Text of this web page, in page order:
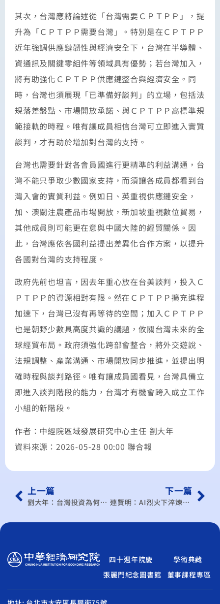
其次，台灣應將論述從「台灣需要ＣＰＴＰＰ」，提
升為「ＣＰＴＰＰ需要台灣」。特別是在ＣＰＴＰＰ
近年強調供應鏈韌性與經濟安全下，台灣在半導體、
資通訊及關鍵零組件等領域具有優勢；若台灣加入，
將有助強化ＣＰＴＰＰ供應鏈整合與經濟安全。同
時，台灣也須展現「已準備好談判」的立場，包括法
規落差盤點、市場開放承諾、與ＣＰＴＰＰ高標準規
範接軌的時程。唯有讓成員相信台灣可立即進入實質
談判，才有助於增加對台灣的支持。
台灣也需要針對各會員國進行更精準的利益溝通，台
灣不能只爭取少數國家支持，而須讓各成員都看到台
灣入會的實質利益。例如日、英重視供應鏈安全，
加、澳關注農產品市場開放，新加坡重視數位貿易，
其他成員則可能更在意與中國大陸的經貿關係。因
此，台灣應依各國利益提出差異化合作方案，以提升
各國對台灣的支持程度。
政府先前也坦言，因去年重心放在台美談判，投入Ｃ
ＰＴＰＰ的資源相對有限。然在ＣＰＴＰＰ擴充進程
加速下，台灣已沒有再等待的空間；加入ＣＰＴＰＰ
也是朝野少數具高度共識的議題，攸關台灣未來的全
球經貿布局。政府須強化跨部會整合，將外交遊說、
法規調整、產業溝通、市場開放同步推進，並提出明
確時程與談判路徑。唯有讓成員國看見，台灣具備立
即進入談判階段的能力，台灣才有機會跨入成立工作
小組的新階段。
作者：中經院區域發展研究中心主任 劉大年
資料來源：2026-05-28 00:00 聯合報
上一篇
劉大年：台灣投資為何換不來川普肯定？
下一篇
連賢明：AI烈火下淬煉的傳產璞玉
四十週年院慶
學術典藏
張麗門紀念圖書館
董事課程專區